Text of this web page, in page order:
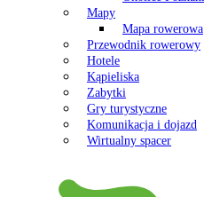
Mapy
Mapa rowerowa
Przewodnik rowerowy
Hotele
Kąpieliska
Zabytki
Gry turystyczne
Komunikacja i dojazd
Wirtualny spacer